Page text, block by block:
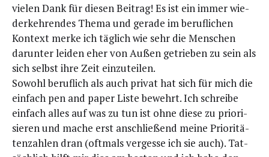
vie­len Dank für die­sen Bei­trag! Es ist ein immer wie­
der­keh­ren­des The­ma und gera­de im beruf­li­chen
Kon­text mer­ke ich täg­lich wie sehr die Men­schen
dar­un­ter lei­den eher von Außen getrie­ben zu sein als
sich selbst ihre Zeit einzuteilen.
Sowohl beruf­lich als auch pri­vat hat sich für mich die
ein­fach pen and paper Lis­te bewehrt. Ich schrei­be
ein­fach alles auf was zu tun ist ohne die­se zu prio­ri­
sie­ren und mache erst anschlie­ßend mei­ne Prio­ri­tä­
ten­zah­len dran (oft­mals ver­ges­se ich sie auch). Tat­